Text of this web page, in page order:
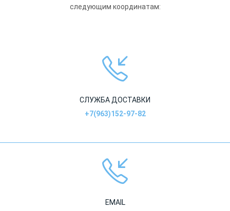
следующим координатам:
СЛУЖБА ДОСТАВКИ
+7(963)152-97-82
EMAIL